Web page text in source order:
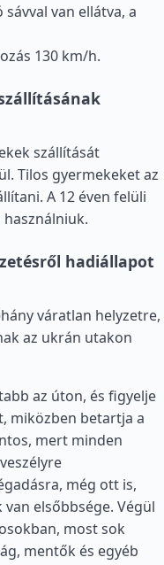
van ellátva, a
130 km/h.
szállítását
Tilos gyermekeket az
A 12 éven felüli
hadiállapot
váratlan helyzetre,
az ukrán utakon
az úton, és figyelje
miközben betartja a
mert minden
még ott is,
elsőbbsége. Végül
most sok
mentők és egyéb